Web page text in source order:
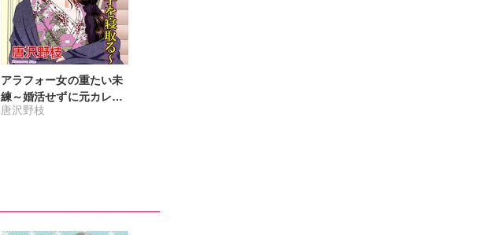
アラフォー女の重たい未
練～婚活せずに元カレの
息子を寝取る～
唐沢野枝